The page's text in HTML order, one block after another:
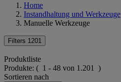
Home
Instandhaltung und Werkzeuge
Manuelle Werkzeuge
Filters 1201
Produktliste
Produkte: ( 1 - 48 von 1.201 )
Sortieren nach